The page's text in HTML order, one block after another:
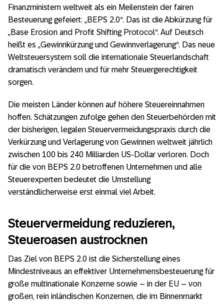
Finanzministern weltweit als ein Meilenstein der fairen
Besteuerung gefeiert: „BEPS 2.0“. Das ist die Abkürzung für
„Base Erosion and Profit Shifting Protocol“. Auf Deutsch
heißt es „Gewinnkürzung und Gewinnverlagerung“. Das neue
Weltsteuersystem soll die internationale Steuerlandschaft
dramatisch verändern und für mehr Steuergerechtigkeit
sorgen.
Die meisten Länder können auf höhere Steuereinnahmen
hoffen. Schätzungen zufolge gehen den Steuerbehörden mit
der bisherigen, legalen Steuervermeidungspraxis durch die
Verkürzung und Verlagerung von Gewinnen weltweit jährlich
zwischen 100 bis 240 Milliarden US-Dollar verloren. Doch
für die von BEPS 2.0 betroffenen Unternehmen und alle
Steuerexperten bedeutet die Umstellung
verständlicherweise erst einmal viel Arbeit.
Steuervermeidung reduzieren,
Steueroasen austrocknen
Das Ziel von BEPS 2.0 ist die Sicherstellung eines
Mindestniveaus an effektiver Unternehmensbesteuerung für
große multinationale Konzerne sowie – in der EU – von
großen, rein inländischen Konzernen, die im Binnenmarkt